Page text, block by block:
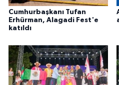
Cumhurbaşkanı Tufan
Erhürman, Alagadi Fest'e
katıldı